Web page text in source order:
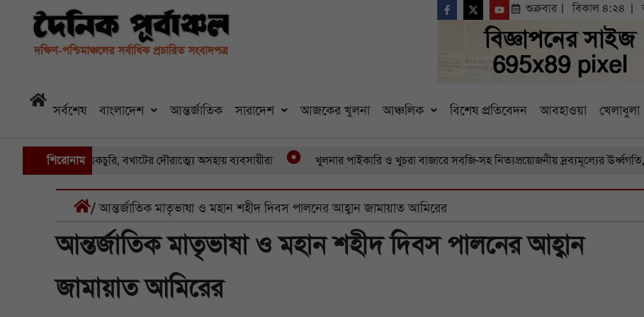
শুক্রবার বিকাল ৪:২৪
সর্বশেষ বাংলাদেশ আন্তর্জাতিক সারাদেশ আজকের খুলনা আঞ্চলিক বিশেষ প্রতিবেদন আবহাওয়া খেলাধুলা
শিরোনাম
পর একচুরি, বখাটের দৌরাত্ম্যে অসহায় ব্যবসায়ীরা খুলনার পাইকারি ও খুচরা বাজারে সবজি-সহ নিত্যপ্রয়োজনীয় দ্রব্যমূল্যের ঊর্ধ্বগতি, চরম
/ আন্তর্জাতিক মাতৃভাষা ও মহান শহীদ দিবস পালনের আহ্বান জামায়াত আমিরের
আন্তর্জাতিক মাতৃভাষা ও মহান শহীদ দিবস পালনের আহ্বান
জামায়াত আমিরের